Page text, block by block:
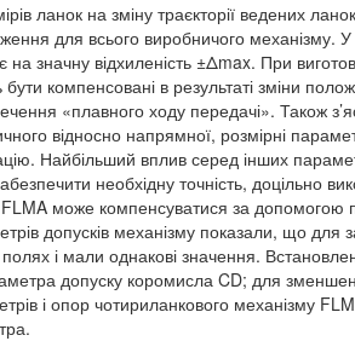
ланок на зміну траєкторії ведених
для всього виробничого
значну відхиленість ±Δmax. При
компенсовані в результаті зміни
«плавного ходу передачі». Також
відносно напрямної, розмірні
Найбільший вплив серед інших
необхідну точність, доцільно
може компенсуватися за допомогою
допусків механізму показали, що для
і мали однакові значення.
допуску коромисла CD; для
і опор чотириланкового механізму